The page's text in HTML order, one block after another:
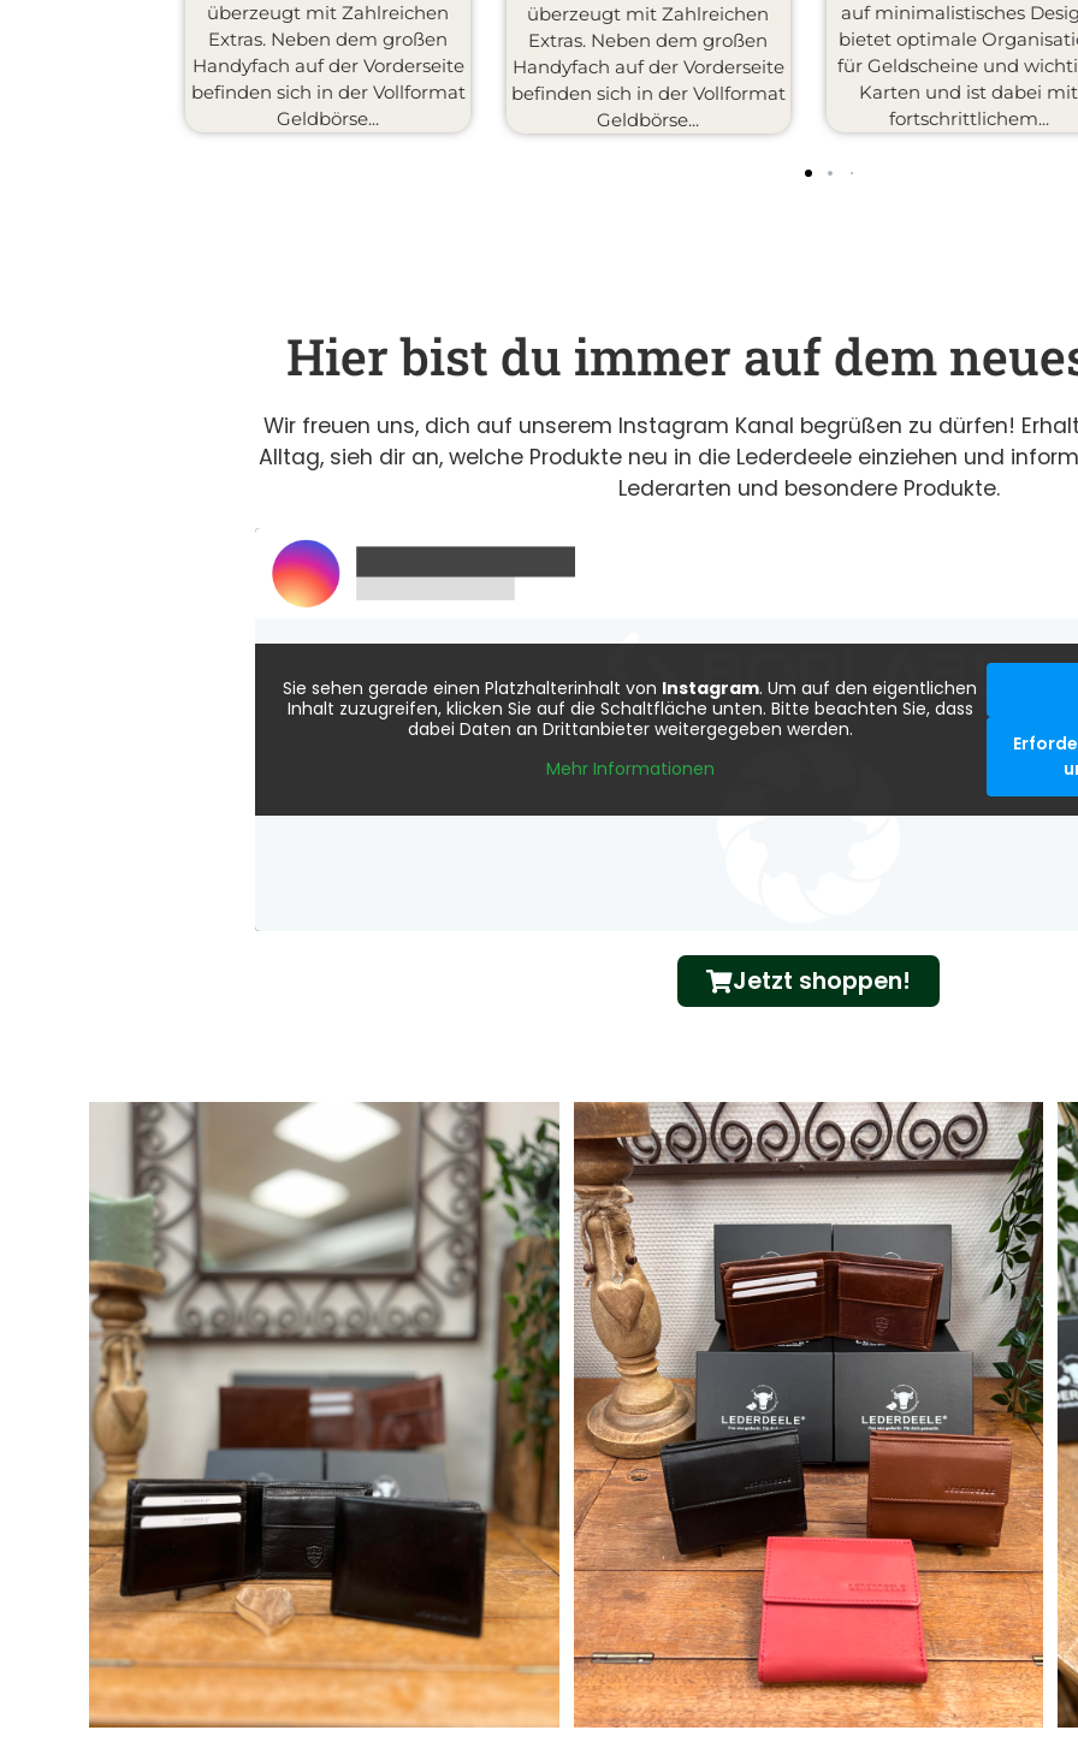
überzeugt mit Zahlreichen
Extras. Neben dem großen
Handyfach auf der Vorderseite
befinden sich in der Vollformat
Geldbörse...
überzeugt mit Zahlreichen
Extras. Neben dem großen
Handyfach auf der Vorderseite
befinden sich in der Vollformat
Geldbörse...
auf minimalistisches
bietet optimale
für Geldscheine und
Karten und ist dabei
fortschrittlichem...
Hier bist du immer auf dem
Wir freuen uns, dich auf unserem Instagram Kanal begrüßen zu dürfen!
Alltag, sieh dir an, welche Produkte neu in die Lederdeele einziehen und
Lederarten und besondere Produkte.
Sie sehen gerade einen Platzhalterinhalt von Instagram. Um auf den eigentlichen
Inhalt zuzugreifen, klicken Sie auf die Schaltfläche unten. Bitte beachten Sie, dass
dabei Daten an Drittanbieter weitergegeben werden.
Mehr Informationen
Jetzt shoppen!